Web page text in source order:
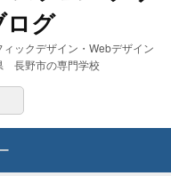
グ
ックデザイン・Webデザイン
長野市の専門学校